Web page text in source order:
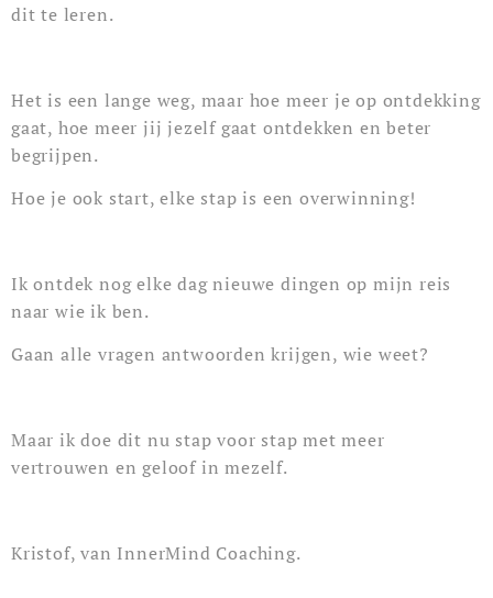
dit te leren.
Het is een lange weg, maar hoe meer je op ontdekking
gaat, hoe meer jij jezelf gaat ontdekken en beter
begrijpen.
Hoe je ook start, elke stap is een overwinning!
Ik ontdek nog elke dag nieuwe dingen op mijn reis
naar wie ik ben.
Gaan alle vragen antwoorden krijgen, wie weet?
Maar ik doe dit nu stap voor stap met meer
vertrouwen en geloof in mezelf.
Kristof, van InnerMind Coaching.